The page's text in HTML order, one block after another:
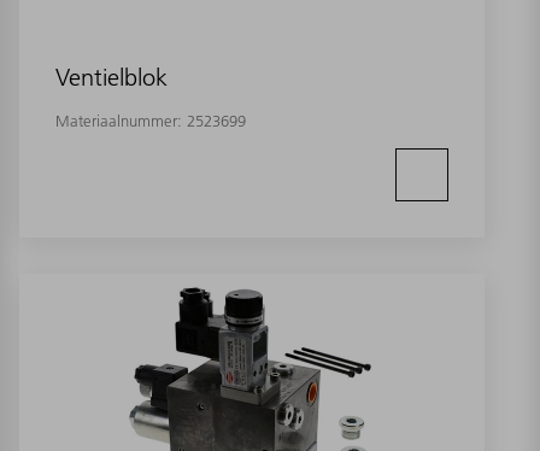
Ventielblok
Materiaalnummer: 2523699